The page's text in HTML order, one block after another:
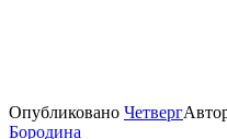
Опубликовано Четверг
Бородина